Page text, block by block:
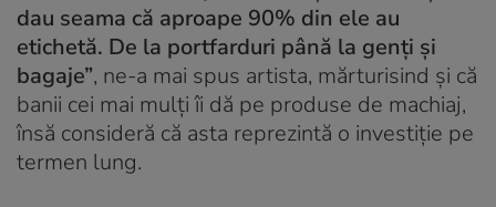
dau seama că aproape 90% din ele au
etichetă. De la portfarduri până la genți și
bagaje”, ne-a mai spus artista, mărturisind și că
banii cei mai mulți îi dă pe produse de machiaj,
însă consideră că asta reprezintă o investiție pe
termen lung.